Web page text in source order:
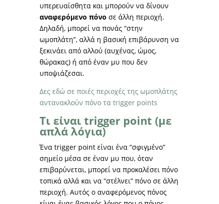
υπερευαίσθητα και μπορούν να δίνουν
αναφερόμενο πόνο σε άλλη περιοχή.
Δηλαδή, μπορεί να πονάς “στην
ωμοπλάτη”, αλλά η βασική επιβάρυνση να
ξεκινάει από αλλού (αυχένας, ώμος,
θώρακας) ή από έναν μυ που δεν
υποψιάζεσαι.
Δες εδώ σε ποιές περιοχές της ωμοπλάτης
αντανακλούν πόνο τα trigger points
Τι είναι trigger point (με
απλά λόγια)
Ένα trigger point είναι ένα “σφιγμένο”
σημείο μέσα σε έναν μυ που, όταν
επιβαρύνεται, μπορεί να προκαλέσει πόνο
τοπικά αλλά και να “στέλνει” πόνο σε άλλη
περιοχή. Αυτός ο αναφερόμενος πόνος